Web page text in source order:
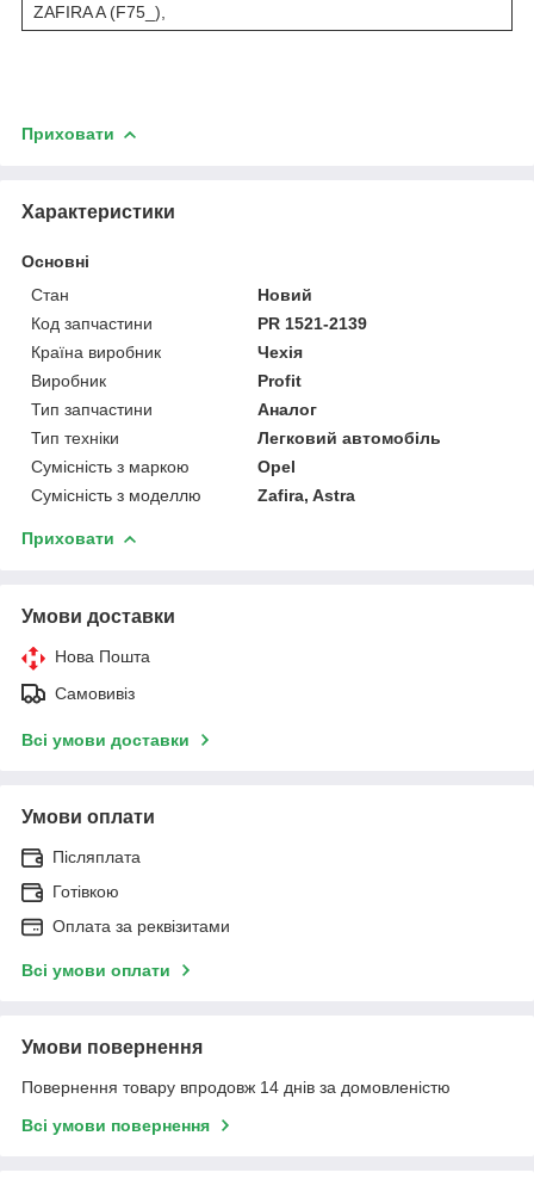
ZAFIRA A (F75_),
Приховати
Характеристики
Основні
Стан
Новий
Код запчастини
PR 1521-2139
Країна виробник
Чехія
Виробник
Profit
Тип запчастини
Аналог
Тип техніки
Легковий автомобіль
Сумісність з маркою
Opel
Сумісність з моделлю
Zafira, Astra
Приховати
Умови доставки
Нова Пошта
Самовивіз
Всі умови доставки
Умови оплати
Післяплата
Готівкою
Оплата за реквізитами
Всі умови оплати
Умови повернення
Повернення товару впродовж 14 днів за домовленістю
Всі умови повернення